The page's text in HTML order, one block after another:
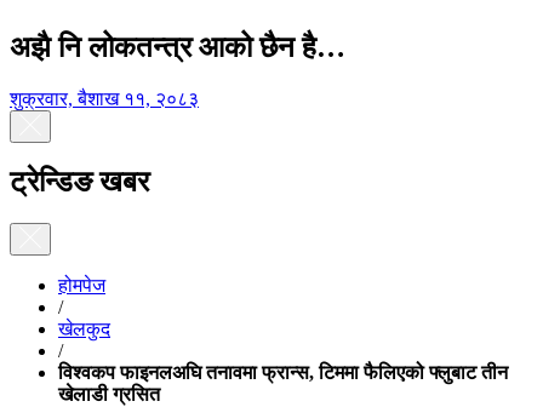
अझै नि लोकतन्त्र आको छैन है…
शुक्रवार, बैशाख ११, २०८३
ट्रेन्डिङ खबर
होमपेज
/
खेलकुद
/
विश्वकप फाइनलअघि तनावमा फ्रान्स, टिममा फैलिएको फ्लुबाट तीन
खेलाडी ग्रसित